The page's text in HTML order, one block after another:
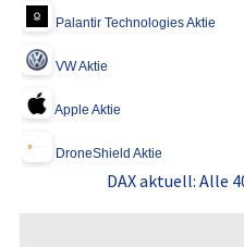
Palantir Technologies Aktie
VW Aktie
Apple Aktie
DroneShield Aktie
DAX aktuell: Alle